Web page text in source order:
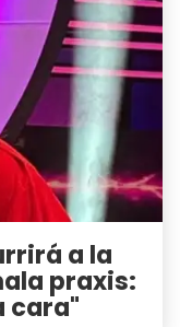
a la
praxis:
cara"